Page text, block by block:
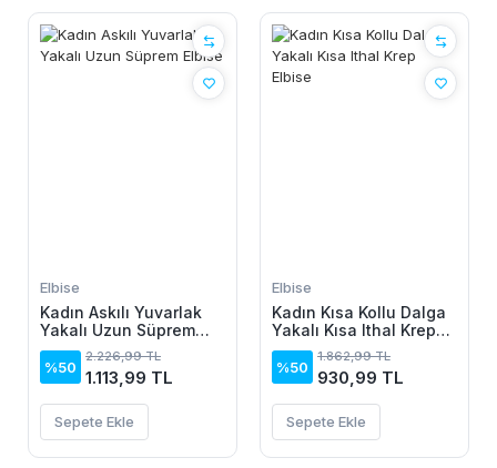
Elbise
Kadın Askılı Yuvarlak
Yakalı Uzun Süprem
Elbise
%50
2.226,99 TL
1.113,99 TL
Sepete Ekle
Elbise
Kadın Kısa Kollu Dalga
Yakalı Kısa Ithal Krep
Elbise
%50
1.862,99 TL
930,99 TL
Sepete Ekle